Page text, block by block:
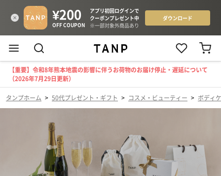
【重要】令和8年熊本地震の影響に伴うお荷物のお届け停止・遅延について
（2026年7月29日更新）
タンプホーム > 50代プレゼント・ギフト > コスメ・ビューティー > ボディ